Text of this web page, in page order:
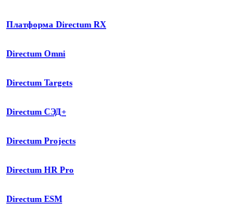
Платформа Directum RX
Directum Omni
Directum Targets
Directum СЭД+
Directum Projects
Directum HR Pro
Directum ESM